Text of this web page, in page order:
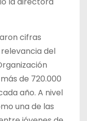
cifras
del
de 720.000
año. A nivel
una de las